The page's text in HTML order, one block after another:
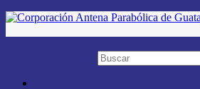
Saltar